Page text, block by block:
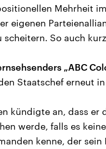
Mehrheit
eigenen
So auch
„ABC
Staatschef erneut
kündigte an, dass
werde, falls es
kenne, der